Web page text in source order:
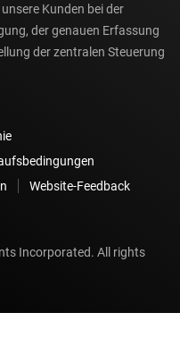
Kunden bei der
der genauen Erfassung
der zentralen Steuerung
Website-Feedback
Incorporated. All rights